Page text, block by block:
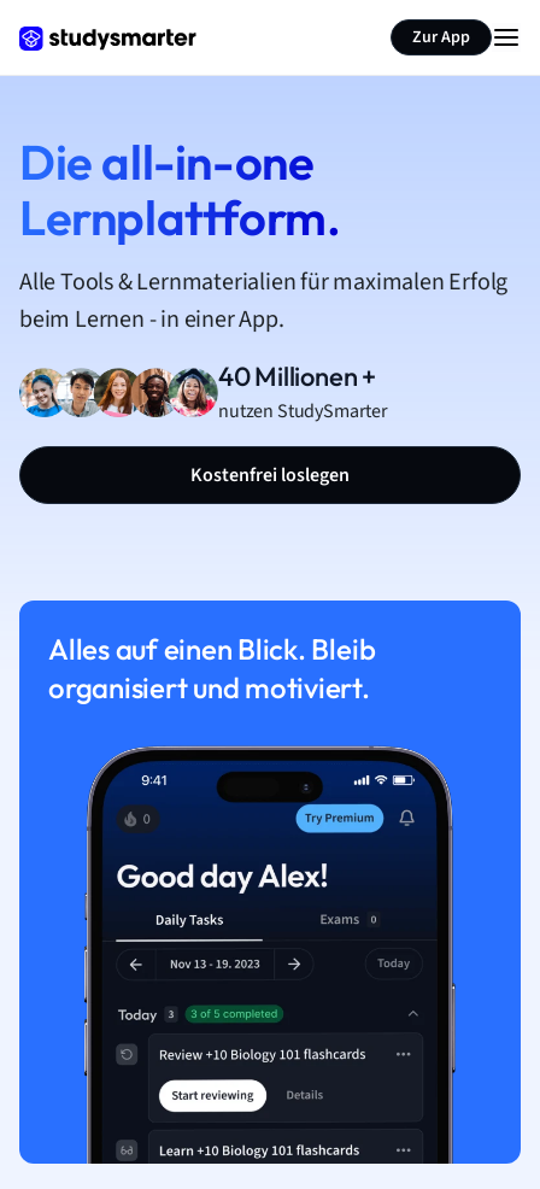
Zur App
Die all-in-one
Lernplattform.
Alle Tools & Lernmaterialien für maximalen Erfolg
beim Lernen - in einer App.
40 Millionen +
nutzen StudySmarter
Kostenfrei loslegen
Alles auf einen Blick. Bleib
organisiert und motiviert.